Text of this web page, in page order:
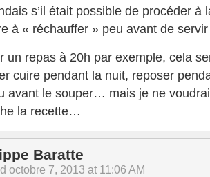
s’il était possible de procéder à
à « réchauffer » peu avant de
un repas à 20h par exemple, cela
cuire pendant la nuit, reposer
avant le souper… mais je ne
la recette…
Baratte
octobre 7, 2013 at 11:06 AM